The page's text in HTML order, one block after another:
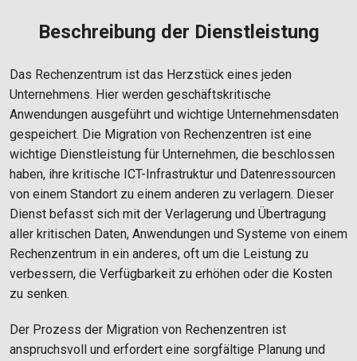
Beschreibung der Dienstleistung
Das Rechenzentrum ist das Herzstück eines jeden
Unternehmens. Hier werden geschäftskritische
Anwendungen ausgeführt und wichtige Unternehmensdaten
gespeichert. Die Migration von Rechenzentren ist eine
wichtige Dienstleistung für Unternehmen, die beschlossen
haben, ihre kritische ICT-Infrastruktur und Datenressourcen
von einem Standort zu einem anderen zu verlagern. Dieser
Dienst befasst sich mit der Verlagerung und Übertragung
aller kritischen Daten, Anwendungen und Systeme von einem
Rechenzentrum in ein anderes, oft um die Leistung zu
verbessern, die Verfügbarkeit zu erhöhen oder die Kosten
zu senken.
Der Prozess der Migration von Rechenzentren ist
anspruchsvoll und erfordert eine sorgfältige Planung und